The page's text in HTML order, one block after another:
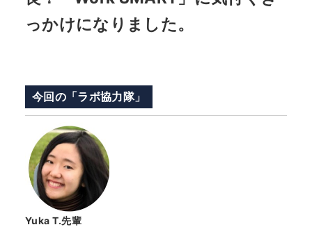
っかけになりました。
今回の「ラボ協力隊」
Yuka T.先輩